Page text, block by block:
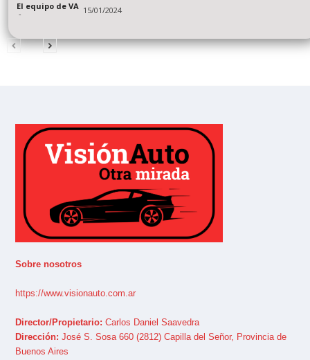
El equipo de VA
- 15/01/2024
Sobre nosotros
https://www.visionauto.com.ar
Director/Propietario: Carlos Daniel Saavedra
Dirección: José S. Sosa 660 (2812) Capilla del Señor, Provincia de
Buenos Aires